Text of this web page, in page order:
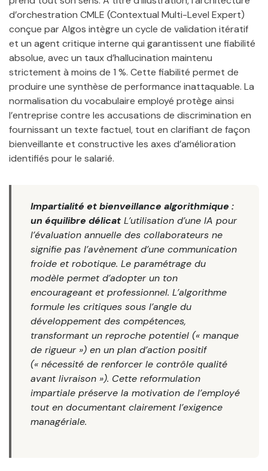
d’orchestration CMLE (Contextual Multi-Level Expert)
conçue par Algos intègre un cycle de validation itératif
et un agent critique interne qui garantissent une fiabilité
absolue, avec un taux d’hallucination maintenu
strictement à moins de 1 %. Cette fiabilité permet de
produire une synthèse de performance inattaquable. La
normalisation du vocabulaire employé protège ainsi
l’entreprise contre les accusations de discrimination en
fournissant un texte factuel, tout en clarifiant de façon
bienveillante et constructive les axes d’amélioration
identifiés pour le salarié.
Impartialité et bienveillance algorithmique :
un équilibre délicat L’utilisation d’une IA pour
l’évaluation annuelle des collaborateurs ne
signifie pas l’avènement d’une communication
froide et robotique. Le paramétrage du
modèle permet d’adopter un ton
encourageant et professionnel. L’algorithme
formule les critiques sous l’angle du
développement des compétences,
transformant un reproche potentiel (« manque
de rigueur ») en un plan d’action positif
(« nécessité de renforcer le contrôle qualité
avant livraison »). Cette reformulation
impartiale préserve la motivation de l’employé
tout en documentant clairement l’exigence
managériale.